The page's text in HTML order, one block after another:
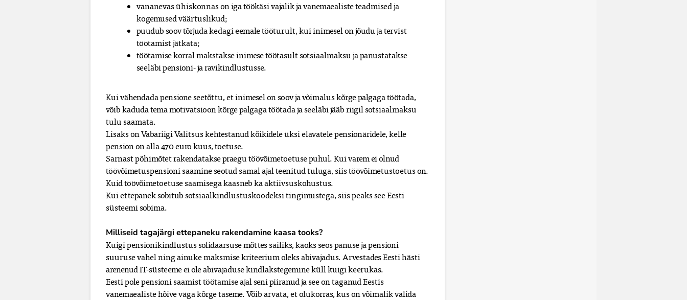
vananevas ühiskonnas on iga töökäsi vajalik ja vanemaealiste teadmised ja
kogemused väärtuslikud;
puudub soov tõrjuda kedagi eemale tööturult, kui inimesel on jõudu ja tervist
töötamist jätkata;
töötamise korral makstakse inimese töötasult sotsiaalmaksu ja panustatakse
seeläbi pensioni- ja ravikindlustusse.
Kui vähendada pensione seetõttu, et inimesel on soov ja võimalus kõrge palgaga töötada,
võib kaduda tema motivatsioon kõrge palgaga töötada ja seeläbi jääb riigil sotsiaalmaksu
tulu saamata.
Lisaks on Vabariigi Valitsus kehtestanud kõikidele üksi elavatele pensionäridele, kelle
pension on alla 470 euro kuus, toetuse.
Sarnast põhimõtet rakendatakse praegu töövõimetoetuse puhul. Kui varem ei olnud
töövõimetuspensioni saamine seotud samal ajal teenitud tuluga, siis töövõimetustoetus on.
Kuid töövõimetoetuse saamisega kaasneb ka aktiivsuskohustus.
Kui ettepanek sobitub sotsiaalkindlustuskoodeksi tingimustega, siis peaks see Eesti
süsteemi sobima.
Milliseid tagajärgi ettepaneku rakendamine kaasa tooks?
Kuigi pensionikindlustus solidaarsuse mõttes säiliks, kaoks seos panuse ja pensioni
suuruse vahel ning ainuke maksmise kriteerium oleks abivajadus. Arvestades Eesti hästi
arenenud IT-süsteeme ei ole abivajaduse kindlakstegemine küll kuigi keerukas.
Eesti pole pensioni saamist töötamise ajal seni piiranud ja see on taganud Eestis
vanemaealiste hõive väga kõrge taseme. Võib arvata, et olukorras, kus on võimalik valida